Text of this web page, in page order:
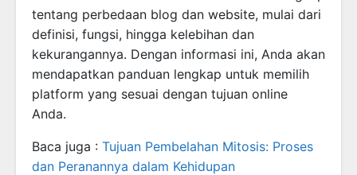
tentang perbedaan blog dan website, mulai dari
definisi, fungsi, hingga kelebihan dan
kekurangannya. Dengan informasi ini, Anda akan
mendapatkan panduan lengkap untuk memilih
platform yang sesuai dengan tujuan online
Anda.
Baca juga : Tujuan Pembelahan Mitosis: Proses
dan Peranannya dalam Kehidupan